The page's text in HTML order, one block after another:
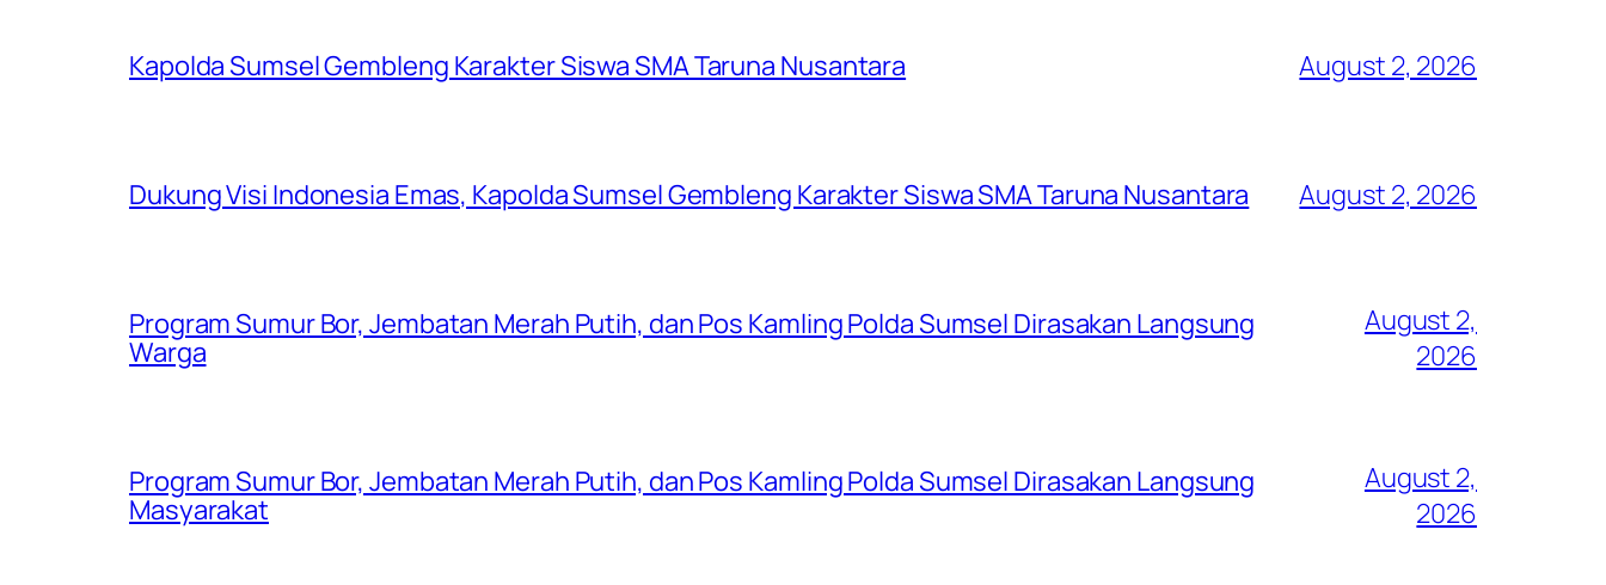
Kapolda Sumsel Gembleng Karakter Siswa SMA Taruna Nusantara August 2, 2026
Dukung Visi Indonesia Emas, Kapolda Sumsel Gembleng Karakter Siswa SMA Taruna Nusantara August 2, 2026
Program Sumur Bor, Jembatan Merah Putih, dan Pos Kamling Polda Sumsel Dirasakan Langsung
Warga
August 2,
2026
Program Sumur Bor, Jembatan Merah Putih, dan Pos Kamling Polda Sumsel Dirasakan Langsung
Masyarakat
August 2,
2026